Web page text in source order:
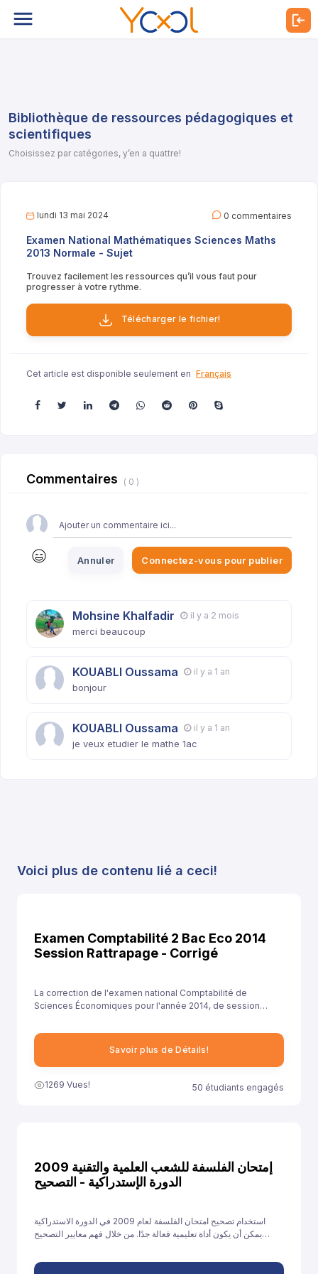
Bibliothèque de ressources pédagogiques et
scientifiques
Choisissez par catégories, y’en a quattre!
lundi 13 mai 2024 0 commentaires
Examen National Mathématiques Sciences Maths
2013 Normale - Sujet
Trouvez facilement les ressources qu’il vous faut pour
progresser à votre rythme.
Télécharger le fichier!
Cet article est disponible seulement en Français
Commentaires ( 0 )
Annuler Connectez-vous pour publier
Mohsine Khalfadir il y a 2 mois
merci beaucoup
KOUABLI Oussama il y a 1 an
bonjour
KOUABLI Oussama il y a 1 an
je veux etudier le mathe 1ac
Voici plus de contenu lié a ceci!
Examen Comptabilité 2 Bac Eco 2014
Session Rattrapage - Corrigé
La correction de l'examen national Comptabilité de
Sciences Économiques pour l'année 2014, de session
comprendre leurs erreurs et à améliorer leurs
Savoir plus de Détails!
1269 Vues! 50 étudiants engagés
إمتحان الفلسفة للشعب العلمية والتقنية 2009
الدورة الإستدراكية - التصحيح
استخدام تصحيح امتحان الفلسفة لعام 2009 في الدورة الاستدراكية
يمكن أن يكون أداة تعليمية فعالة جدًا. من خلال فهم معايير التصحيح
أدائهم والاستعداد بشكل أفضل للامتحانات القادمة.